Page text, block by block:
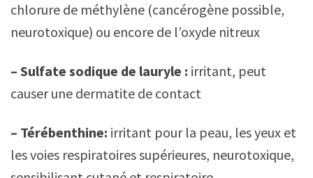
chlorure de méthylène (cancérogène possible,
neurotoxique) ou encore de l’oxyde nitreux
– Sulfate sodique de lauryle : irritant, peut
causer une dermatite de contact
– Térébenthine: irritant pour la peau, les yeux et
les voies respiratoires supérieures, neurotoxique,